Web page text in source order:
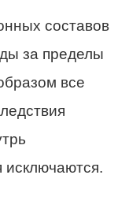
составов
за пределы
все
исключаются.